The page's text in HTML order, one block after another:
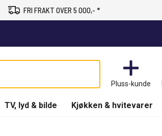
FRI FRAKT OVER 5 000,- *
Pluss-kunde
TV, lyd & bilde Kjøkken & hvitevarer